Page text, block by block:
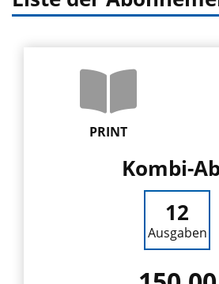
PRINT
Kombi-
12
Ausgaben